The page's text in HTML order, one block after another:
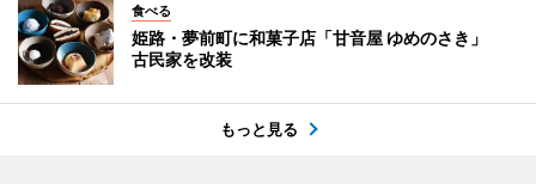
食べる
姫路・夢前町に和菓子店「甘音屋 ゆめのさき」
古民家を改装
もっと見る